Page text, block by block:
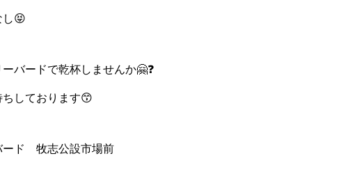
し😝
バードで乾杯しませんか🤗❓
しております😙
ード 牧志公設市場前